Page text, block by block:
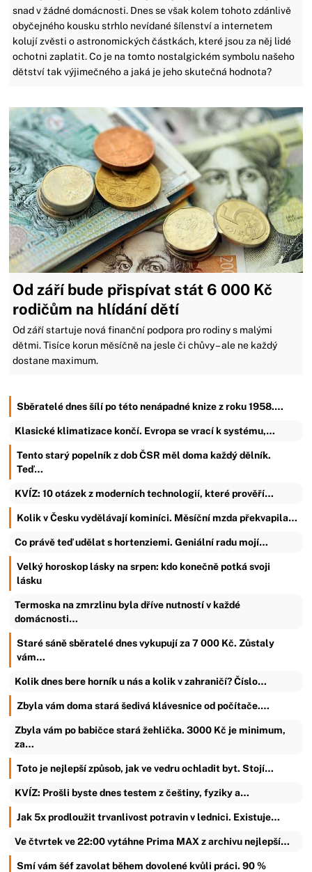
snad v žádné domácnosti. Dnes se však kolem tohoto zdánlivě
obyčejného kousku strhlo nevídané šílenství a internetem
kolují zvěsti o astronomických částkách, které jsou za něj lidé
ochotni zaplatit. Co je na tomto nostalgickém symbolu našeho
dětství tak výjimečného a jaká je jeho skutečná hodnota?
Od září bude přispívat stát 6 000 Kč
rodičům na hlídání dětí
Od září startuje nová finanční podpora pro rodiny s malými
dětmi. Tisíce korun měsíčně na jesle či chůvy – ale ne každý
dostane maximum.
Sběratelé dnes šílí po této nenápadné knize z roku 1958.…
Klasické klimatizace končí. Evropa se vrací k systému,…
Tento starý popelník z dob ČSR měl doma každý dělník.
Teď…
KVÍZ: 10 otázek z moderních technologií, které prověří…
Kolik v Česku vydělávají kominíci. Měsíční mzda překvapila…
Co právě teď udělat s hortenziemi. Geniální radu mojí…
Velký horoskop lásky na srpen: kdo konečně potká svoji
lásku
Termoska na zmrzlinu byla dříve nutností v každé
domácnosti…
Staré sáně sběratelé dnes vykupují za 7 000 Kč. Zůstaly
vám…
Kolik dnes bere horník u nás a kolik v zahraničí? Číslo…
Zbyla vám doma stará šedivá klávesnice od počítače.…
Zbyla vám po babičce stará žehlička. 3000 Kč je minimum,
za…
Toto je nejlepší způsob, jak ve vedru ochladit byt. Stojí…
KVÍZ: Prošli byste dnes testem z češtiny, fyziky a…
Jak 5x prodloužit trvanlivost potravin v lednici. Existuje…
Ve čtvrtek ve 22:00 vytáhne Prima MAX z archivu nejlepší…
Smí vám šéf zavolat během dovolené kvůli práci. 90 %